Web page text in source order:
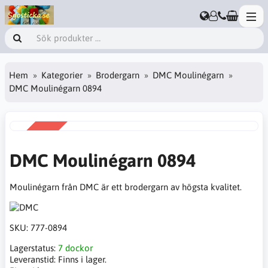
Hem Kategorier Brodergarn
DMC Moulinégarn
DMC Moulinégarn 0894
DMC Moulinégarn 0894
Moulinégarn från DMC är ett brodergarn av högsta kvalitet.
SKU: 777-0894
Lagerstatus: 7 dockor
Leveranstid: Finns i lager.